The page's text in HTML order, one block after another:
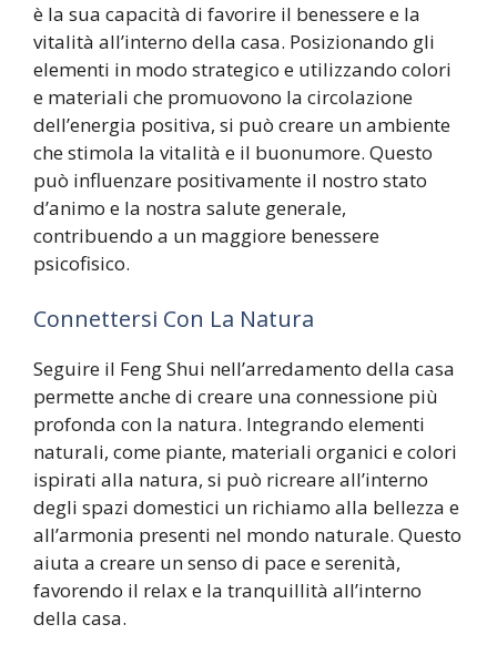
è la sua capacità di favorire il benessere e la
vitalità all’interno della casa. Posizionando gli
elementi in modo strategico e utilizzando colori
e materiali che promuovono la circolazione
dell’energia positiva, si può creare un ambiente
che stimola la vitalità e il buonumore. Questo
può influenzare positivamente il nostro stato
d’animo e la nostra salute generale,
contribuendo a un maggiore benessere
psicofisico.
Connettersi Con La Natura
Seguire il Feng Shui nell’arredamento della casa
permette anche di creare una connessione più
profonda con la natura. Integrando elementi
naturali, come piante, materiali organici e colori
ispirati alla natura, si può ricreare all’interno
degli spazi domestici un richiamo alla bellezza e
all’armonia presenti nel mondo naturale. Questo
aiuta a creare un senso di pace e serenità,
favorendo il relax e la tranquillità all’interno
della casa.